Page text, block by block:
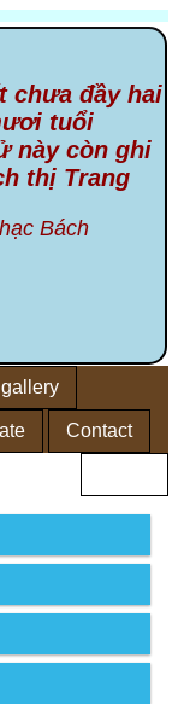
chưa đầy hai
tuổi
này còn ghi
thị Trang
Bách
gallery
Contact